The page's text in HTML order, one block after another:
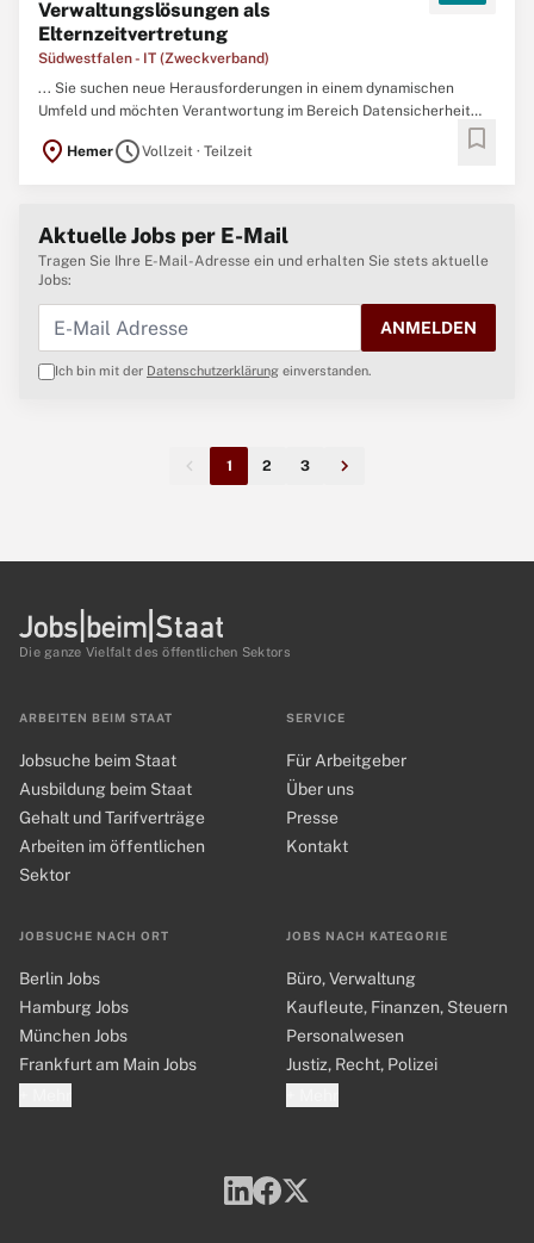
Verwaltungslösungen als
Elternzeitvertretung
Südwestfalen - IT (Zweckverband)
... Sie suchen neue Herausforderungen in einem dynamischen
Umfeld und möchten Verantwortung im Bereich Datensicherheit
-Systeme übernehmen? Dann kommen Sie zur Südwestfalen-
IT! Wir sind ein modernerIT-Dienstleister mit Sitz in Siegen und
location_on HemerscheduleVollzeit · Teilzeit bookmark
Aktuelle Jobs per E-Mail
Tragen Sie Ihre E-Mail-Adresse ein und erhalten Sie stets aktuelle
Jobs:
ANMELDEN
Ich bin mit der Datenschutzerklärung einverstanden.
1 2 3
Die ganze Vielfalt des öffentlichen Sektors
ARBEITEN BEIM STAAT
Jobsuche beim Staat
Ausbildung beim Staat
Gehalt und Tarifverträge
Arbeiten im öffentlichen
Sektor
JOBSUCHE NACH ORT
Berlin Jobs
Hamburg Jobs
München Jobs
Frankfurt am Main Jobs
JOBS NACH KATEGORIE
Büro, Verwaltung
Kaufleute, Finanzen, Steuern
Personalwesen
Justiz, Recht, Polizei
SERVICE
Für Arbeitgeber
Über uns
Presse
Kontakt